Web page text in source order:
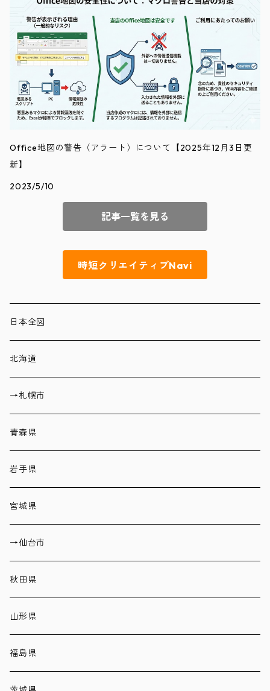
Office地図の警告（アラート）について【2025年12月3日更
新】
2023/5/10
記事一覧を見る
時短クリエイティブNavi
日本全図
北海道
→札幌市
青森県
岩手県
宮城県
→仙台市
秋田県
山形県
福島県